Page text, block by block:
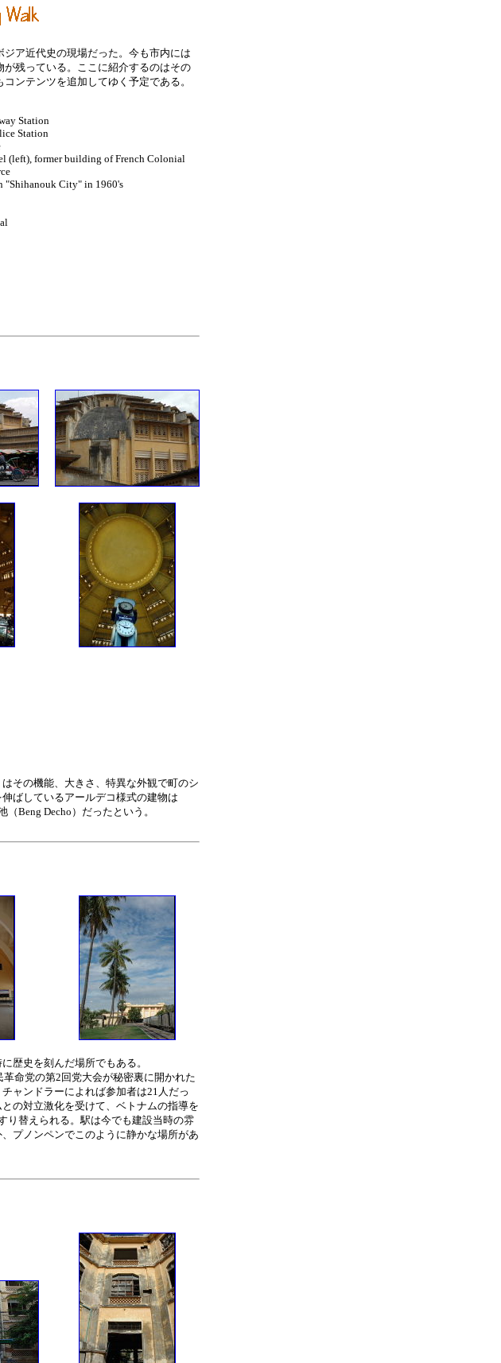
ジア近代史の現場だった。今も市内には
が残っている。ここに紹介するのはその
ンテンツを追加してゆく予定である。
Station
Station
(left), former building of French Colonial
"Shihanouk City" in 1960's
その機能、大きさ、特異な外観で町のシ
ばしているアールデコ様式の建物は
Beng Decho）だったという。
歴史を刻んだ場所でもある。
命党の第2回党大会が秘密裏に開かれた
ャンドラーによれば参加者は21人だっ
の対立激化を受けて、ベトナムの指導を
り替えられる。駅は今でも建設当時の雰
プノンペンでこのように静かな場所があ